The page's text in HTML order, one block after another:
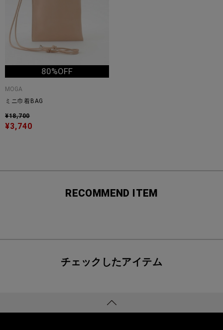
80%OFF
MOGA
ミニ巾着BAG
¥18,700
¥3,740
RECOMMEND ITEM
チェックしたアイテム